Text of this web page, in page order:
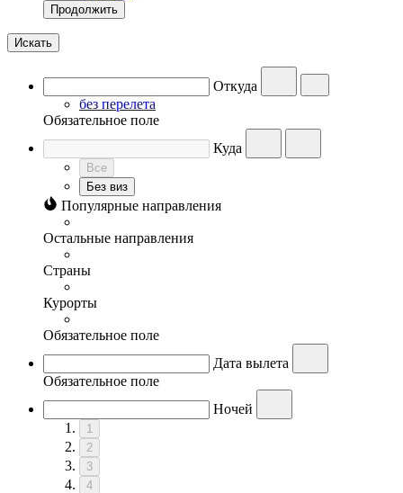
Продолжить
Искать
Откуда
без перелета
Обязательное поле
Куда
Все
Без виз
Популярные направления
Остальные направления
Страны
Курорты
Обязательное поле
Дата вылета
Обязательное поле
Ночей
1
2
3
4